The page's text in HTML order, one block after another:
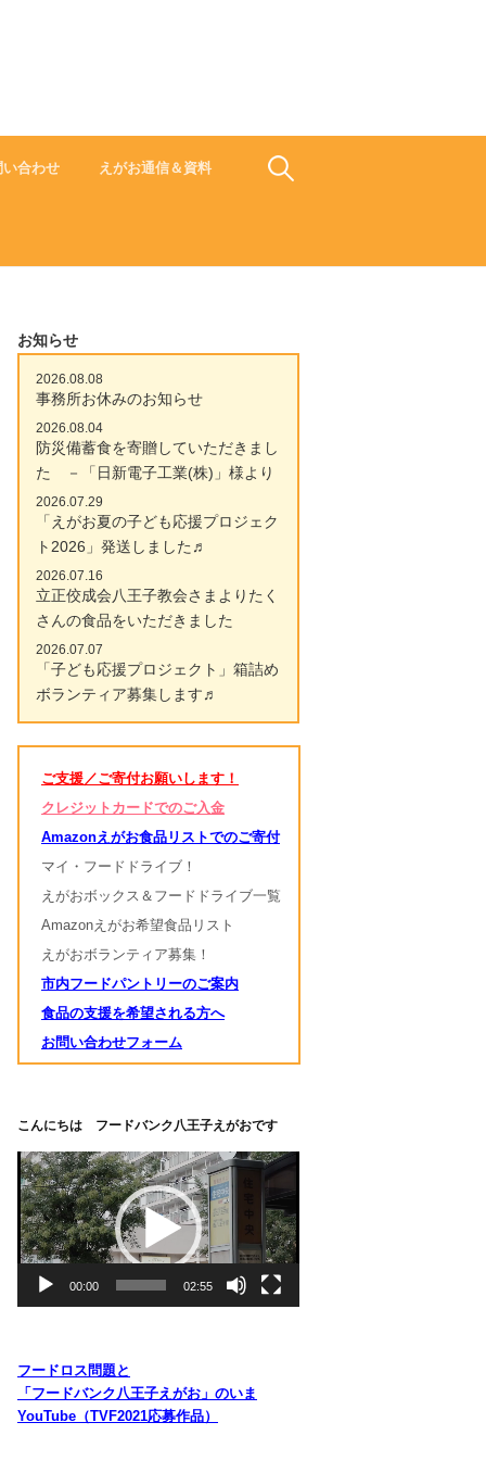
い合わせ えがお通信＆資料 検
お知らせ
2026.08.08
事務所お休みのお知らせ
2026.08.04
防災備蓄食を寄贈していただきまし
た －「日新電子工業(株)」様より
2026.07.29
「えがお夏の子ども応援プロジェク
ト2026」発送しました♬
2026.07.16
立正佼成会八王子教会さまよりたく
さんの食品をいただきました
2026.07.07
「子ども応援プロジェクト」箱詰め
ボランティア募集します♬
ご支援／ご寄付お願いします！
クレジットカードでのご入金
Amazonえがお食品リストでのご寄付
マイ・フードドライブ！
えがおボックス＆フードドライブ一覧
Amazonえがお希望食品リスト
えがおボランティア募集！
市内フードパントリーのご案内
食品の支援を希望される方へ
お問い合わせフォーム
こんにちは フードバンク八王子えがおです
動
画
プ
レ
ー
00:00 02:55
フードロス問題と
「フードバンク八王子えがお」のいま
YouTube（TVF2021応募作品）